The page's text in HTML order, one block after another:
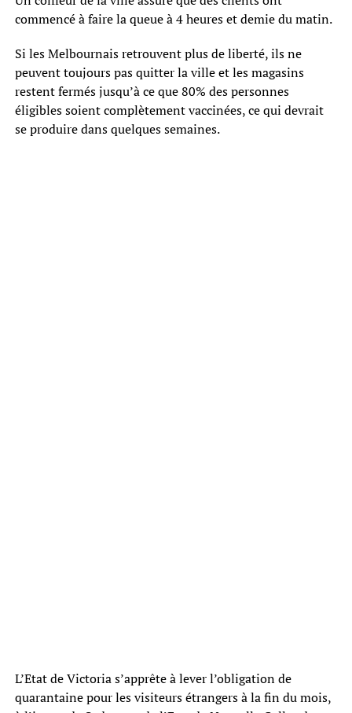
commencé à faire la queue à 4 heures et demie du matin.
Si les Melbournais retrouvent plus de liberté, ils ne
peuvent toujours pas quitter la ville et les magasins
restent fermés jusqu’à ce que 80% des personnes
éligibles soient complètement vaccinées, ce qui devrait
se produire dans quelques semaines.
L’Etat de Victoria s’apprête à lever l’obligation de
quarantaine pour les visiteurs étrangers à la fin du mois,